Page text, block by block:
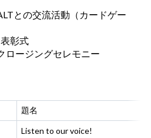
との交流活動（カードゲー
彰式
ロージングセレモニー
題名
Listen to our voice!